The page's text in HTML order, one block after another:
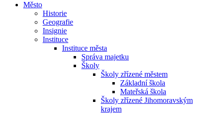
Město
Historie
Geografie
Insignie
Instituce
Instituce města
Správa majetku
Školy
Školy zřízené městem
Základní škola
Mateřská škola
Školy zřízené Jihomoravským
krajem